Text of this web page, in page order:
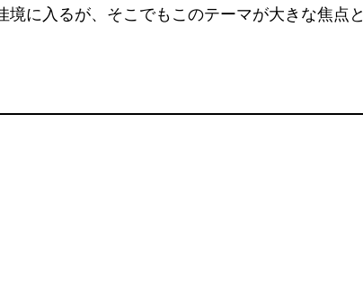
に入るが、そこでもこのテーマが大きな焦点と